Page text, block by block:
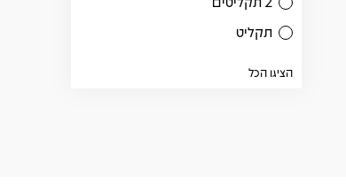
תקליט
הציגו הכל